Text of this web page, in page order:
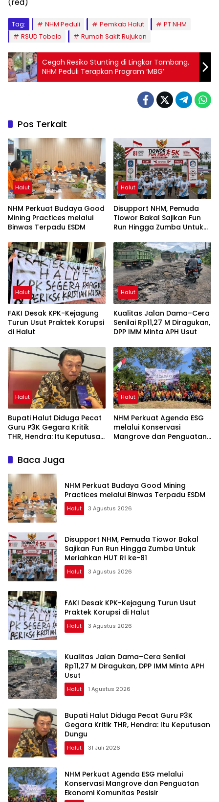
Tag: NHM Peduli Pemkab Halut
PT NHM
RSUD Tobelo
Rumah Sakit Rujukan
Cegah Resiko Stunting di Lingkar Tambang,
NHM Peduli Terapkan Program ‘MBG’
Pos Terkait
Halut
NHM Perkuat Budaya Good
Mining Practices melalui
Binwas Terpadu ESDM
Halut
Disupport NHM, Pemuda
Tiowor Bakal Sajikan Fun
Run Hingga Zumba Untuk
Halut
FAKI Desak KPK-Kejagung
Turun Usut Praktek Korupsi
di Halut
Halut
Kualitas Jalan Dama–Cera
Senilai Rp11,27 M Diragukan,
DPP IMM Minta APH Usut
Halut
Bupati Halut Diduga Pecat
Guru P3K Gegara Kritik
THR, Hendra: Itu Keputusan
Halut
NHM Perkuat Agenda ESG
melalui Konservasi
Mangrove dan Penguatan
Baca Juga
NHM Perkuat Budaya Good Mining
Practices melalui Binwas Terpadu ESDM
Halut 3 Agustus 2026
Disupport NHM, Pemuda Tiowor Bakal
Sajikan Fun Run Hingga Zumba Untuk
Meriahkan HUT RI ke-81
Halut 3 Agustus 2026
FAKI Desak KPK-Kejagung Turun Usut
Praktek Korupsi di Halut
Halut 3 Agustus 2026
Kualitas Jalan Dama–Cera Senilai
Rp11,27 M Diragukan, DPP IMM Minta APH
Usut
Halut 1 Agustus 2026
Bupati Halut Diduga Pecat Guru P3K
Gegara Kritik THR, Hendra: Itu Keputusan
Dungu
Halut 31 Juli 2026
NHM Perkuat Agenda ESG melalui
Konservasi Mangrove dan Penguatan
Ekonomi Komunitas Pesisir